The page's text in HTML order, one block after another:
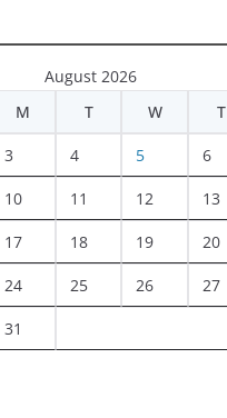
August 2026
M T W T
3 4 5 6
10 11 12 13
17 18 19 20
24 25 26 27
31